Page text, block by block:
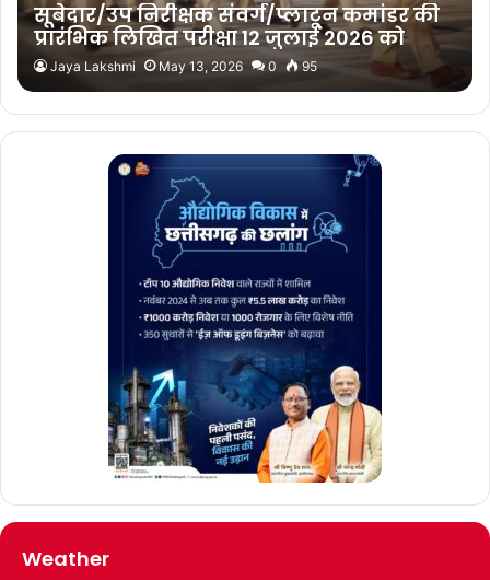
सूबेदार/उप निरीक्षक संवर्ग/प्लाटून कमांडर की
प्रारंभिक लिखित परीक्षा 12 जुलाई 2026 को
Jaya Lakshmi May 13, 2026 0 95
Weather